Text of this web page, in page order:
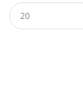
Q
u
a